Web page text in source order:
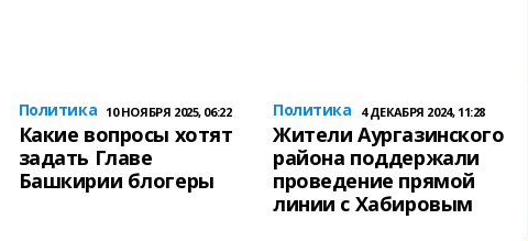
Политика 10 НОЯБРЯ 2025, 06:22
Какие вопросы хотят
задать Главе
Башкирии блогеры
Политика 4 ДЕКАБРЯ 2024, 11:28
Жители Аургазинского
района поддержали
проведение прямой
линии с Хабировым